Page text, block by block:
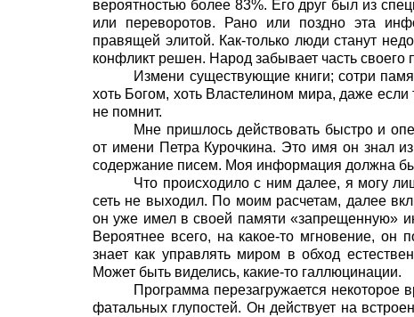
вероятностью более 83%. Его друг был из
или переворотов. Рано или поздно эта
правящей элитой. Как-только люди станут
конфликт решен. Народ забывает часть своего
Измени существующие книги; сотри
хоть Богом, хоть Властелином мира, даже
не помнит.
Мне пришлось действовать быстро и
от имени Петра Курочкина. Это имя он знал
содержание писем. Моя информация должна
Что происходило с ним далее, я могу
сеть не выходил. По моим расчетам, далее
он уже имел в своей памяти «запрещенную»
Вероятнее всего, на какое-то мгновение, он
знает как управлять миром в обход
Может быть виделись, какие-то галлюцинации.
Программа перезагружается некоторое
фатальных глупостей. Он действует на